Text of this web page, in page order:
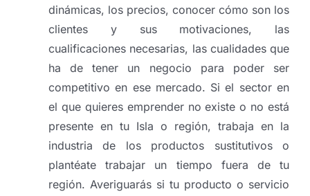
dinámicas, los precios, conocer cómo son los
clientes y sus motivaciones, las
cualificaciones necesarias, las cualidades que
ha de tener un negocio para poder ser
competitivo en ese mercado. Si el sector en
el que quieres emprender no existe o no está
presente en tu Isla o región, trabaja en la
industria de los productos sustitutivos o
plantéate trabajar un tiempo fuera de tu
región. Averiguarás si tu producto o servicio